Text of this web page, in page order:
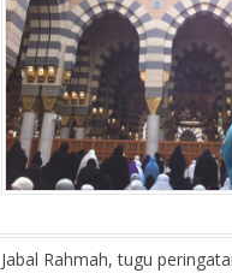
Jabal Rahmah, tugu